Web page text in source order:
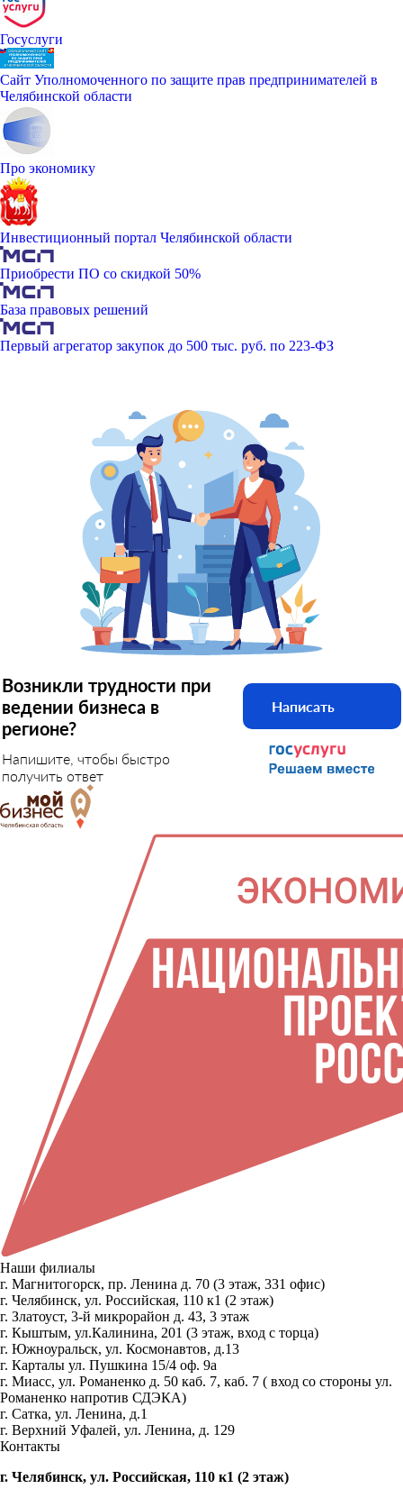
Госуслуги
Сайт Уполномоченного по защите прав предпринимателей в
Челябинской области
Про экономику
Инвестиционный портал Челябинской области
Приобрести ПО со скидкой 50%
База правовых решений
Первый агрегатор закупок до 500 тыс. руб. по 223-ФЗ
Возникли трудности при
ведении бизнеса в
регионе?
Напишите, чтобы быстро
получить ответ
Написать
Наши филиалы
г. Магнитогорск, пр. Ленина д. 70 (3 этаж, 331 офис)
г. Челябинск, ул. Российская, 110 к1 (2 этаж)
г. Златоуст, 3-й микрорайон д. 43, 3 этаж
г. Кыштым, ул.Калинина, 201 (3 этаж, вход с торца)
г. Южноуральск, ул. Космонавтов, д.13
г. Карталы ул. Пушкина 15/4 оф. 9а
г. Миасс, ул. Романенко д. 50 каб. 7, каб. 7 ( вход со стороны ул.
Романенко напротив СДЭКА)
г. Сатка, ул. Ленина, д.1
г. Верхний Уфалей, ул. Ленина, д. 129
Контакты
г. Челябинск, ул. Российская, 110 к1 (2 этаж)